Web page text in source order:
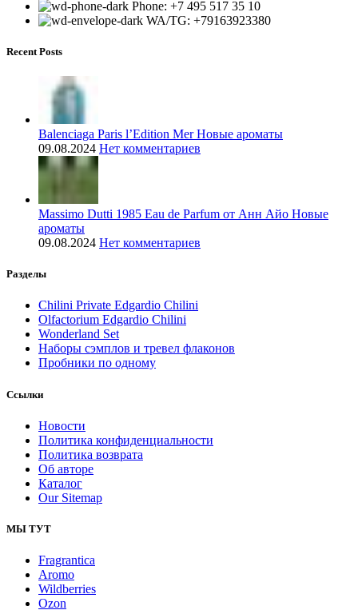
Phone: +7 495 517 35 10
WA/TG: +79163923380
Recent Posts
Balenciaga Paris l’Edition Mer Новые ароматы
09.08.2024 Нет комментариев
Massimo Dutti 1985 Eau de Parfum от Анн Айо Новые
ароматы
09.08.2024 Нет комментариев
Разделы
Chilini Private Edgardio Chilini
Olfactorium Edgardio Chilini
Wonderland Set
Наборы сэмплов и тревел флаконов
Пробники по одному
Ссылки
Новости
Политика конфиденциальности
Политика возврата
Об авторе
Каталог
Our Sitemap
МЫ ТУТ
Fragrantica
Aromo
Wildberries
Ozon